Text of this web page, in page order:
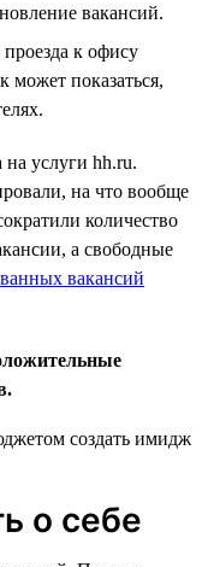
вакансий.
к офису
может показаться,
услуги hh.ru.
на что вообще
количество
а свободные
вакансий
о себе